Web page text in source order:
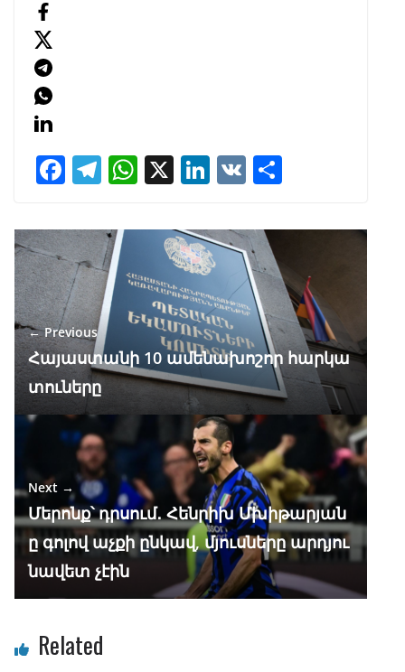
F
e
b
o
o
k
T
e
gr
a
m
W
at
A
p
p
X Li
k
e
dI
n
V
ar
← Previous
Հայաստանի 10 ամենախոշոր հարկա
տուները
Next →
Մերոնք՝ դրսում․ Հենրիխ Մխիթարյան
ը գոլով աչքի ընկավ, մյուսները արդյու
նավետ չէին
Related